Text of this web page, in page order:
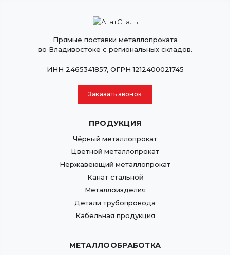
Прямые поставки металлопроката
во Владивостоке с региональных складов.
ИНН 2465341857, ОГРН 1212400021745
Заказать звонок
ПРОДУКЦИЯ
Чёрный металлопрокат
Цветной металлопрокат
Нержавеющий металлопрокат
Канат стальной
Металлоизделия
Детали трубопровода
Кабельная продукция
МЕТАЛЛООБРАБОТКА